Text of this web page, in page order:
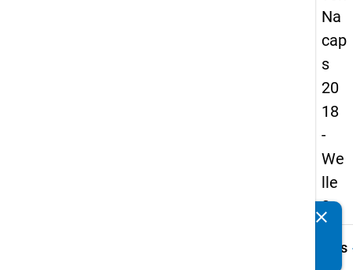
Na
cap
s
20
18
-
We
lle
3
Details
clear